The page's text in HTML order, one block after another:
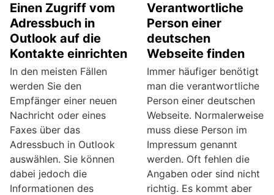
Einen Zugriff vom
Adressbuch in
Outlook auf die
Kontakte einrichten
In den meisten Fällen
werden Sie den
Empfänger einer neuen
Nachricht oder eines
Faxes über das
Adressbuch in Outlook
auswählen. Sie können
dabei jedoch die
Informationen des
Verantwortliche
Person einer
deutschen
Webseite finden
Immer häufiger benötigt
man die verantwortliche
Person einer deutschen
Webseite. Normalerweise
muss diese Person im
Impressum genannt
werden. Oft fehlen die
Angaben oder sind nicht
richtig. Es kommt aber